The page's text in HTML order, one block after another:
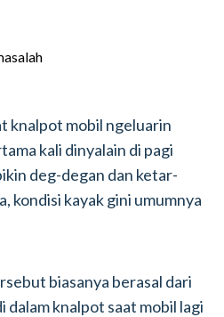
knalpot mobil ngeluarin
kali dinyalain di pagi
deg-degan dan ketar-
kondisi kayak gini umumnya
biasanya berasal dari
dalam knalpot saat mobil lagi